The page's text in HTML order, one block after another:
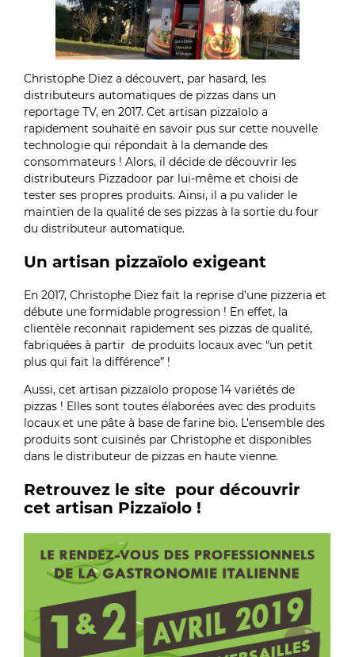
Christophe Diez a découvert, par hasard, les
distributeurs automatiques de pizzas dans un
reportage TV, en 2017. Cet artisan pizzaïolo a
rapidement souhaité en savoir pus sur cette nouvelle
technologie qui répondait à la demande des
consommateurs ! Alors, il décide de découvrir les
distributeurs Pizzadoor par lui-même et choisi de
tester ses propres produits. Ainsi, il a pu valider le
maintien de la qualité de ses pizzas à la sortie du four
du distributeur automatique.
Un artisan pizzaïolo exigeant
En 2017, Christophe Diez fait la reprise d’une pizzeria et
débute une formidable progression ! En effet, la
clientèle reconnait rapidement ses pizzas de qualité,
fabriquées à partir de produits locaux avec “un petit
plus qui fait la différence” !
Aussi, cet artisan pizzaïolo propose 14 variétés de
pizzas ! Elles sont toutes élaborées avec des produits
locaux et une pâte à base de farine bio. L’ensemble des
produits sont cuisinés par Christophe et disponibles
dans le distributeur de pizzas en haute vienne.
Retrouvez le site pour découvrir
cet artisan Pizzaïolo !